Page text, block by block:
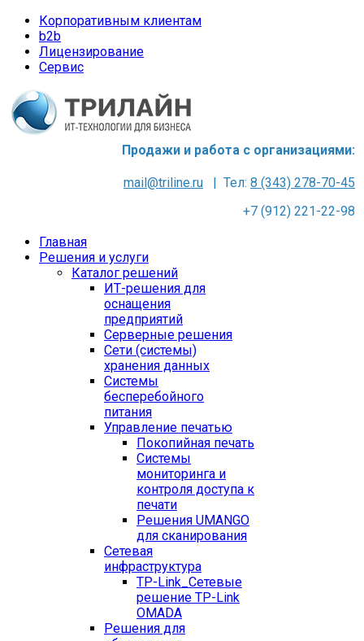
Корпоративным клиентам
b2b
Лицензирование
Сервис
Продажи и работа с организациями:
mail@triline.ru | Тел: 8 (343) 278-70-45
+7 (912) 221-22-98
Главная
Решения и услуги
Каталог решений
ИТ-решения для
оснащения
предприятий
Серверные решения
Сети (системы)
хранения данных
Системы
бесперебойного
питания
Управление печатью
Покопийная печать
Системы
мониторинга и
контроля доступа к
печати
Решения UMANGO
для сканирования
Сетевая
инфраструктура
TP-Link_ Сетевые
решение TP-Link
OMADA
Решения для